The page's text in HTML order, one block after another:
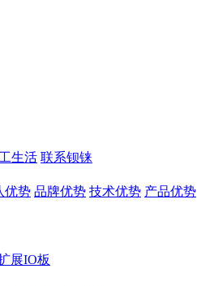
生活 联系钡铼
优势 品牌优势 技术优势 产品优势
展IO板